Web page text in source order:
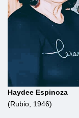
Haydee Espinoza
(Rubio, 1946)